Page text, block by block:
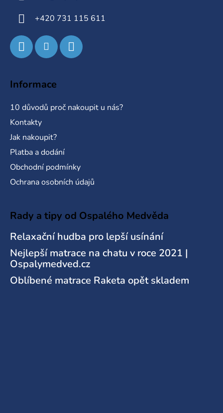
+420 731 115 611
Informace
10 důvodů proč nakoupit u nás?
Kontakty
Jak nakoupit?
Platba a dodání
Obchodní podmínky
Ochrana osobních údajů
Rady a tipy od Ospalého Medvěda
Relaxační hudba pro lepší usínání
Nejlepší matrace na chatu v roce 2021 |
Ospalymedved.cz
Oblíbené matrace Raketa opět skladem